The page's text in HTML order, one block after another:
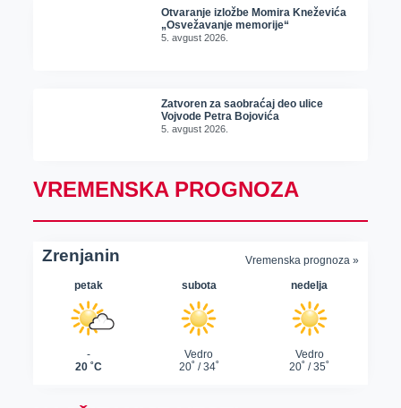
Otvaranje izložbe Momira Kneževića
„Osvežavanje memorije“
5. avgust 2026.
Zatvoren za saobraćaj deo ulice
Vojvode Petra Bojovića
5. avgust 2026.
VREMENSKA PROGNOZA